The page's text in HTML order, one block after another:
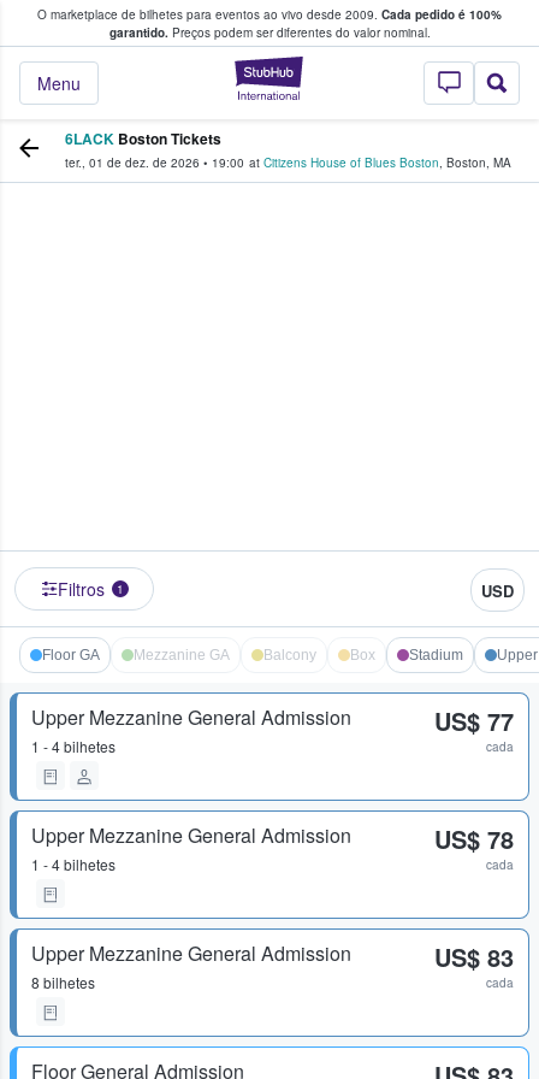
O marketplace de bilhetes para eventos ao vivo desde 2009. Cada pedido é 100%
garantido.Preços podem ser diferentes do valor nominal.
StubHub – onde
Menu
fãs compram e vendem bilhetes
6LACK Boston Tickets
ter., 01 de dez. de 2026 • 19:00 at Citizens House of Blues Boston, Boston, MA
Filtros 1 USD
Floor GA Mezzanine GA Balcony Box Stadium
Upper Mezzanine General Admission
1 - 4 bilhetes
US$ 77
cada
Upper Mezzanine General Admission
1 - 4 bilhetes
US$ 78
cada
Upper Mezzanine General Admission
8 bilhetes
US$ 83
cada
Floor General Admission